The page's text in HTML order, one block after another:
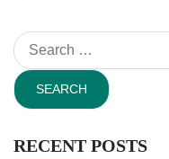
Search
for:
RECENT POSTS